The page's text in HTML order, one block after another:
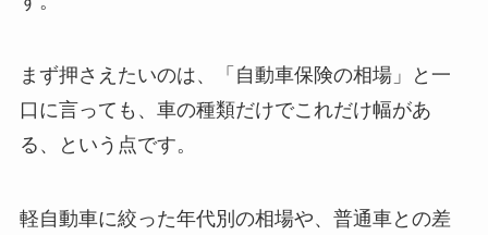
まず押さえたいのは、「自動車保険の相場」と一
口に言っても、車の種類だけでこれだけ幅があ
る、という点です。
軽自動車に絞った年代別の相場や、普通車との差